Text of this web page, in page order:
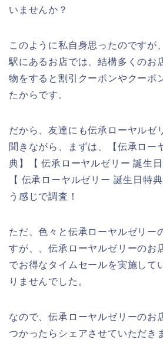
いませんか？
このように私自身思ったのですが
駅にあるお店では、結構多くのお
物をすると割引クーポンやクーポ
たからです。
だから、友達にも伝承ローヤルゼ
聞きながら、まずは、【伝承ロー
典】【 伝承ローヤルゼリー 誕生
【 伝承ローヤルゼリー 誕生日特
う感じで調査！
ただ、色々と伝承ローヤルゼリー
すが、、伝承ローヤルゼリーのお
でお得なタイムセールを実施して
りませんでした。
なので、伝承ローヤルゼリーのお
つかったらシェアさせていただき